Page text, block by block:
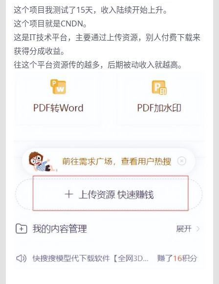
这个项目我测试了15天，收入陆续开始上升。
这个项目就是CNDN。
这是IT技术平台，主要通过上传资源，别人付费下载来
获得分成收益。
往这个平台资源传的越多，后期被动收入就越高。